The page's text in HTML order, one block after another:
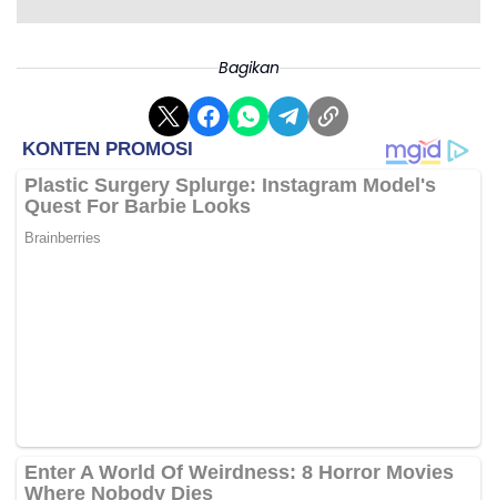
finish di peringkat ke-14.
Catatan waktu Adi sebenarnya cukup bagus.
Di lane B, ia mencatatkan waktu 5.07 detik.
Bagikan